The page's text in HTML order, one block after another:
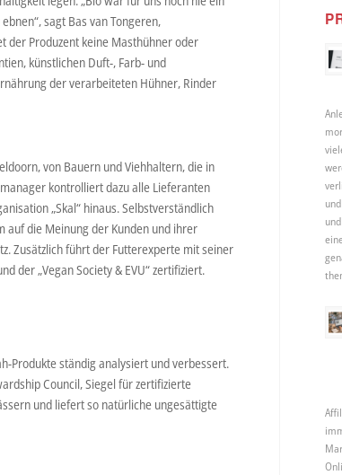
sagt Bas van Tongeren,
der Produzent keine Masthühner oder
künstlichen Duft-, Farb- und
der verarbeiteten Hühner, Rinder
von Bauern und Viehhaltern, die in
kontrolliert dazu alle Lieferanten
„Skal“ hinaus. Selbstverständlich
auf die Meinung der Kunden und ihrer
Zusätzlich führt der Futterexperte mit seiner
der „Vegan Society & EVU“ zertifiziert.
Produkte ständig analysiert und verbessert.
Council, Siegel für zertifizierte
und liefert so natürliche ungesättigte